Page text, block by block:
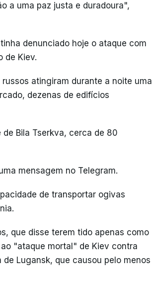
a uma paz justa e duradoura",
denunciado hoje o ataque com
de Kiev.
atingiram durante a noite uma
dezenas de edifícios
Bila Tserkva, cerca de 80
mensagem no Telegram.
de transportar ogivas
que disse terem tido apenas como
"ataque mortal" de Kiev contra
Lugansk, que causou pelo menos